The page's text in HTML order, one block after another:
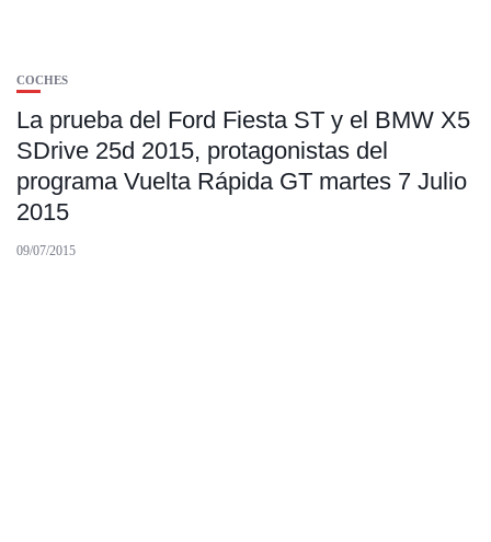
COCHES
La prueba del Ford Fiesta ST y el BMW X5
SDrive 25d 2015, protagonistas del
programa Vuelta Rápida GT martes 7 Julio
2015
09/07/2015